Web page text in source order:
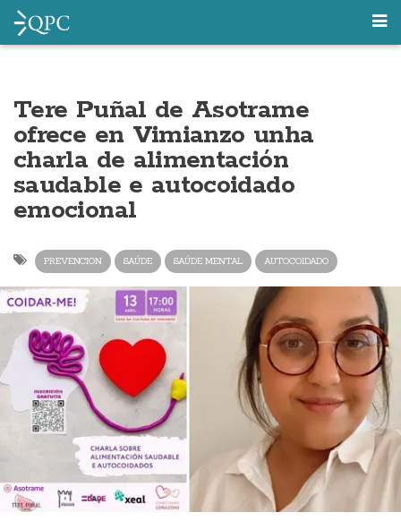
Tere Puñal de Asotrame
ofrece en Vimianzo unha
charla de alimentación
saudable e autocoidado
emocional
PREVENCION SAÚDE SAÚDE MENTAL AUTOCOIDADO